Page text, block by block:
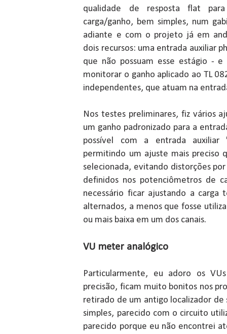
qualidade de resposta flat
carga/ganho, bem simples, num
adiante e com o projeto já em
dois recursos: uma entrada auxiliar
que não possuam esse estágio -
monitorar o ganho aplicado ao TL
independentes, que atuam na
Nos testes preliminares, fiz vários
um ganho padronizado para a
possível com a entrada auxiliar
permitindo um ajuste mais preciso
selecionada, evitando distorções
definidos nos potenciômetros de
necessário ficar ajustando a carga
alternados, a menos que fosse
ou mais baixa em um dos canais.
VU meter analógico
Particularmente, eu adoro os
precisão, ficam muito bonitos nos
retirado de um antigo localizador
simples, parecido com o circuito
parecido porque eu não encontrei